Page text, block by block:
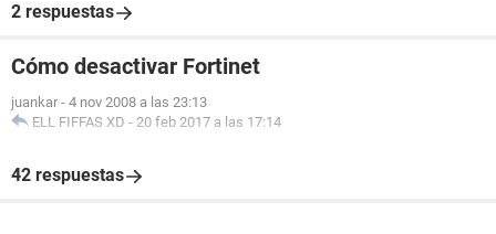
2 respuestas
Cómo desactivar Fortinet
juankar - 4 nov 2008 a las 23:13
ELL FIFFAS XD - 20 feb 2017 a las 17:14
42 respuestas